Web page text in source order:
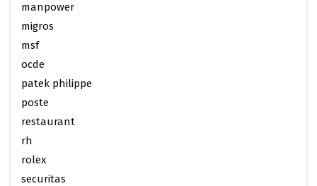
manpower
migros
msf
ocde
patek philippe
poste
restaurant
rh
rolex
securitas